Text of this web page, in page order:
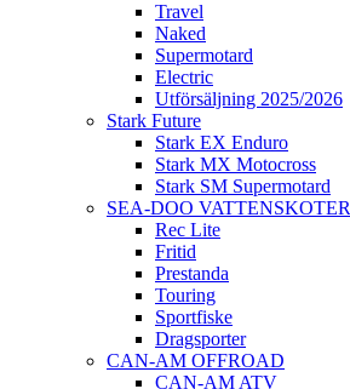
Travel
Naked
Supermotard
Electric
Utförsäljning 2025/2026
Stark Future
Stark EX Enduro
Stark MX Motocross
Stark SM Supermotard
SEA-DOO VATTENSKOTER
Rec Lite
Fritid
Prestanda
Touring
Sportfiske
Dragsporter
CAN-AM OFFROAD
CAN-AM ATV